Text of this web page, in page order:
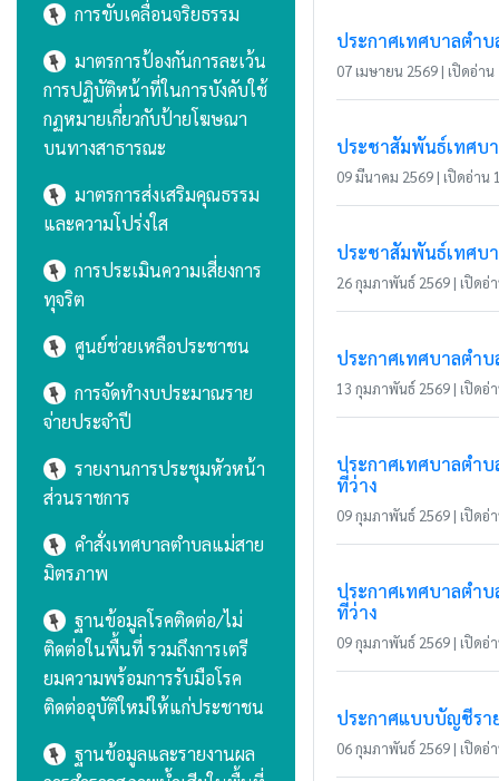
การขับเคลื่อนจริยธรรม
มาตรการป้องกันการละเว้น
การปฏิบัติหน้าที่ในการบังคับใช้
กฏหมายเกี่ยวกับป้ายโฆษณา
บนทางสาธารณะ
มาตรการส่งเสริมคุณธรรม
และความโปร่งใส
การประเมินความเสี่ยงการ
ทุจริต
ศูนย์ช่วยเหลือประชาชน
การจัดทำงบประมาณราย
จ่ายประจำปี
รายงานการประชุมหัวหน้า
ส่วนราชการ
คำสั่งเทศบาลตำบลแม่สาย
มิตรภาพ
ฐานข้อมูลโรคติดต่อ/ไม่
ติดต่อในพื้นที่ รวมถึงการเตรี
ยมความพร้อมการรับมือโรค
ติดต่ออุบัติใหม่ให้แก่ประชาชน
ฐานข้อมูลและรายงานผล
ประกาศเทศบาลตำ
07 เมษายน 2569 | เปิดอ่าน
ประชาสัมพันธ์เทศบ
09 มีนาคม 2569 | เปิดอ่าน
ประชาสัมพันธ์เทศบ
26 กุมภาพันธ์ 2569 | เปิดอ่
ประกาศเทศบาลตำ
13 กุมภาพันธ์ 2569 | เปิดอ่
ประกาศเทศบาลตำ
ที่ว่าง
09 กุมภาพันธ์ 2569 | เปิดอ่
ประกาศเทศบาลตำ
ที่ว่าง
09 กุมภาพันธ์ 2569 | เปิดอ่
ประกาศแบบบัญชีรา
06 กุมภาพันธ์ 2569 | เปิดอ่